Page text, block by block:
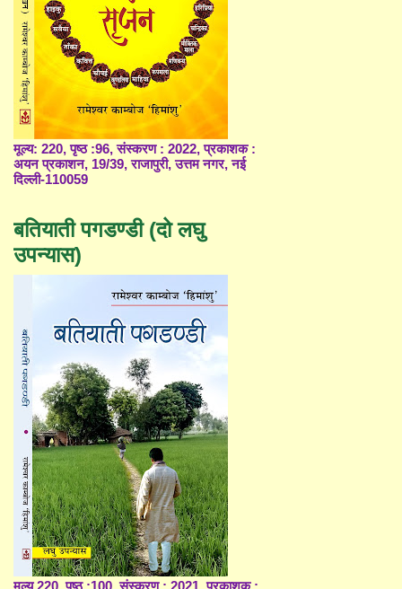
मूल्य: 220, पृष्ठ :96, संस्करण : 2022, प्रकाशक :
अयन प्रकाशन, 19/39, राजापुरी, उत्तम नगर, नई
दिल्ली-110059
बतियाती पगडण्डी (दो लघु
उपन्यास)